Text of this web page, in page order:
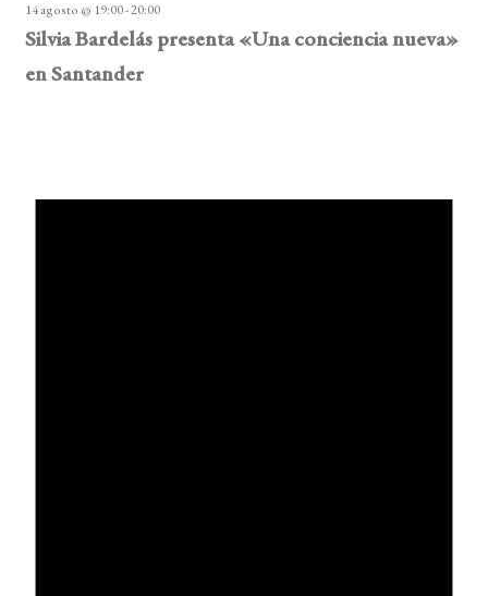
14 agosto @ 19:00-20:00
Silvia Bardelás presenta «Una conciencia nueva»
en Santander